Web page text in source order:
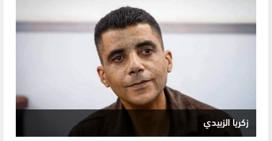
زكريا الزبيدي